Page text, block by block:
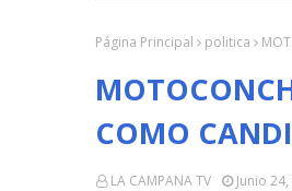
Página Principal politica
COMO
LA CAMPANA TV Junio